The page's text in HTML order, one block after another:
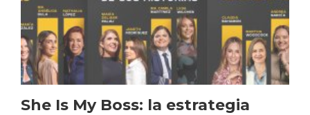
She Is My Boss: la estrategia